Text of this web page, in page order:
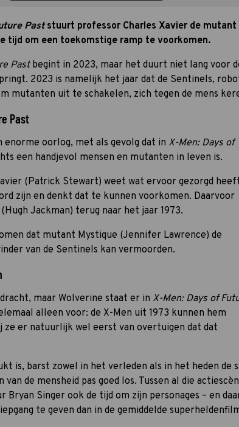
Paststuurt professor Charles Xavier de mutant
tijd om een toekomstige ramp te voorkomen.
Pastbegint in 2023, maar het duurt niet lang voor
2023 is namelijk het jaar dat de Sentinels,
mutanten uit te schakelen, zich tegen de mens
Past
enorme oorlog, met als gevolg dat in X-Men: Days of
een handjevol mensen en mutanten in leven is.
(Patrick Stewart) weet wat ervoor gezorgd
zijn en denkt dat te kunnen voorkomen. Daarvoor
Jackman) terug naar het jaar 1973.
dat mutant Mystique (Jennifer Lawrence) de
van de Sentinels kan vermoorden.
maar Wolverine staat er in X-Men: Days of
alleen voor: de X-Men uit 1973 kunnen hem
ze er natuurlijk wel eerst van overtuigen dat dat
is, barst zowel in het verleden als in het heden de
de mensheid pas goed los. Tussen al die
Bryan Singer ook de tijd om zijn personages – en
te geven dan in de gemiddelde